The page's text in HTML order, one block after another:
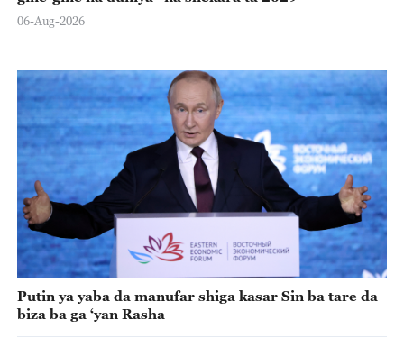
06-Aug-2026
Putin ya yaba da manufar shiga kasar Sin ba tare da
biza ba ga ‘yan Rasha